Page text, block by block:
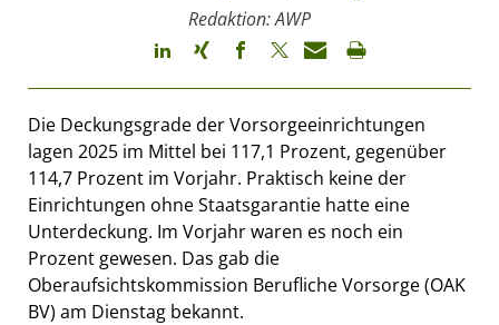
Redaktion: AWP
Die Deckungsgrade der Vorsorgeeinrichtungen
lagen 2025 im Mittel bei 117,1 Prozent, gegenüber
114,7 Prozent im Vorjahr. Praktisch keine der
Einrichtungen ohne Staatsgarantie hatte eine
Unterdeckung. Im Vorjahr waren es noch ein
Prozent gewesen. Das gab die
Oberaufsichtskommission Berufliche Vorsorge (OAK
BV) am Dienstag bekannt.